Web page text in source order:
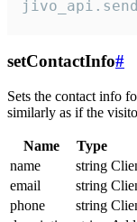
setContactInfo#
Sets the contact info
similarly as if the
Name Type
name
string
email
string
phone
string